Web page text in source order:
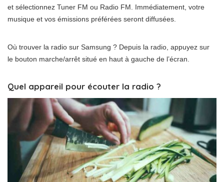
et sélectionnez Tuner FM ou Radio FM. Immédiatement, votre
musique et vos émissions préférées seront diffusées.
Où trouver la radio sur Samsung ? Depuis la radio, appuyez sur
le bouton marche/arrêt situé en haut à gauche de l’écran.
Quel appareil pour écouter la radio ?